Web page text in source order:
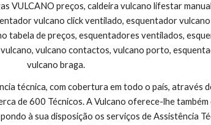
VULCANO preços, caldeira vulcano lifestar
vulcano click ventilado, esquentador
tabela de preços, esquentadores ventilados,
vulcano contactos, vulcano porto,
vulcano braga.
técnica, com cobertura em todo o país, através
de 600 Técnicos. A Vulcano oferece-lhe
à sua disposição os serviços de Assistência